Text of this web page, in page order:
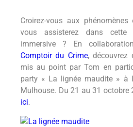
Croirez-vous aux phénomènes
vous assisterez dans cette
immersive ? En
Comptoir du Crime, découvrez
mis au point par Tom en
party « La lignée maudite » à
Mulhouse. Du 21 au 31 octobre
ici.